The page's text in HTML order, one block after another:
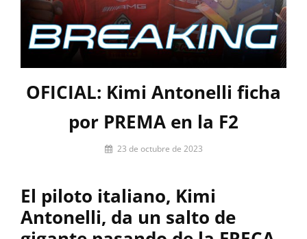
OFICIAL: Kimi Antonelli ficha
por PREMA en la F2
Por
Paquet
23 de octubre de 2023
El piloto italiano, Kimi
Antonelli, da un salto de